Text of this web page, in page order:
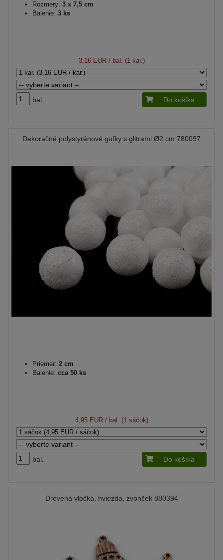
Rozmery: 3 x 7,5 cm
Balenie: 3 ks
3,16 EUR/ bal. (1 kar.)
bal. Do košíka
Dekoračné polystyrénové guľky s glitrami Ø2 cm 780097
Priemer: 2 cm
Balenie: cca 50 ks
4,95 EUR/ bal. (1 sáčok)
bal. Do košíka
Drevená vločka, hviezda, zvonček 880394